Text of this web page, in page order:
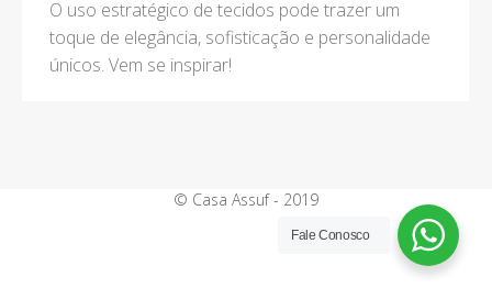
O uso estratégico de tecidos pode trazer um
toque de elegância, sofisticação e personalidade
únicos. Vem se inspirar!
© Casa Assuf - 2019
Fale Conosco